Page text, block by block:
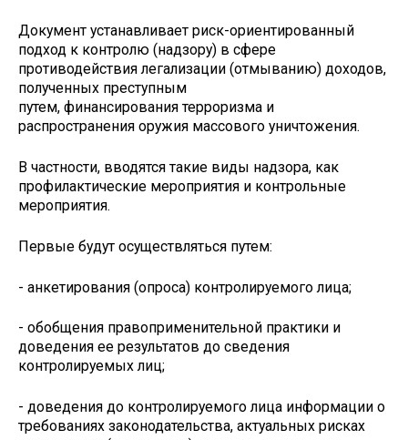
Документ устанавливает риск-ориентированный
подход к контролю (надзору) в сфере
противодействия легализации (отмыванию) доходов,
полученных преступным
путем, финансирования терроризма и
распространения оружия массового уничтожения.
В частности, вводятся такие виды надзора, как
профилактические мероприятия и контрольные
мероприятия.
Первые будут осуществляться путем:
- анкетирования (опроса) контролируемого лица;
- обобщения правоприменительной практики и
доведения ее результатов до сведения
контролируемых лиц;
- доведения до контролируемого лица информации о
требованиях законодательства, актуальных рисках